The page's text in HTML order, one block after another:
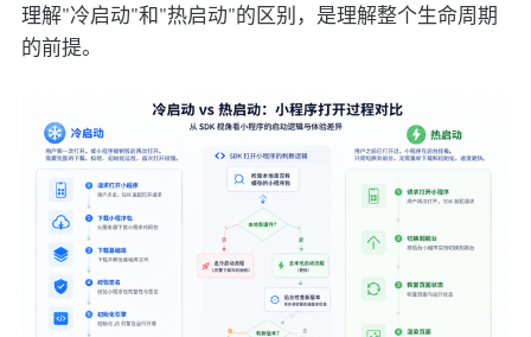
理解"冷启动"和"热启动"的区别，是理解整个生命周期
的前提。